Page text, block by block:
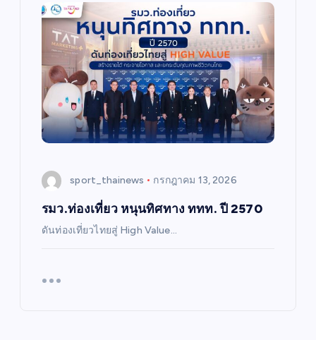
sport_thainews กรกฎาคม 13, 2026
รมว.ท่องเที่ยว หนุนทิศทาง ททท. ปี 2570
ดันท่องเที่ยวไทยสู่ High Value…